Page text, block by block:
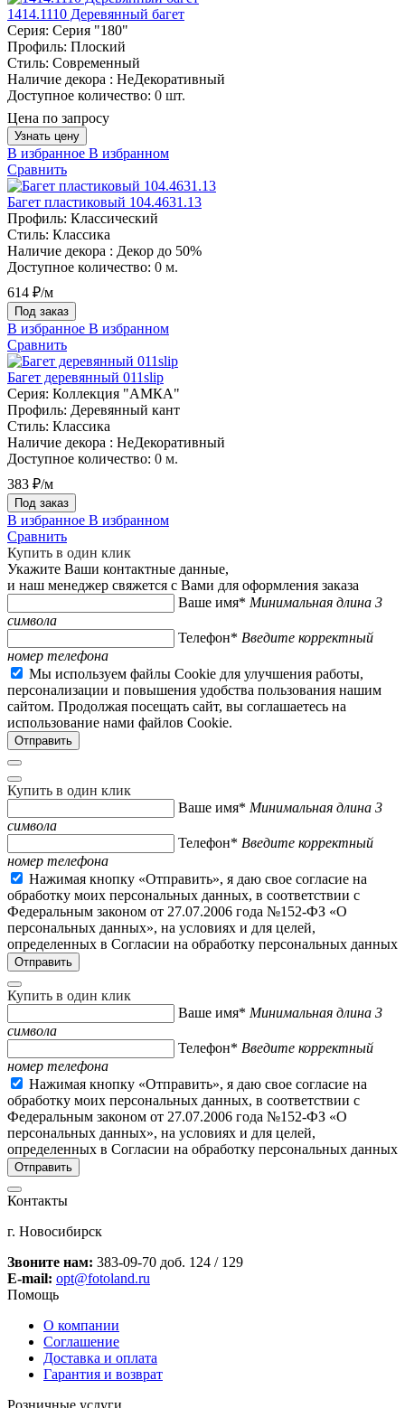
1414.1110 Деревянный багет
Серия: Серия "180"
Профиль: Плоский
Стиль: Современный
Наличие декора : НеДекоративный
Доступное количество: 0 шт.
Цена по запросу
Узнать цену
В избранное В избранном
Сравнить
Багет пластиковый 104.4631.13
Профиль: Классический
Стиль: Классика
Наличие декора : Декор до 50%
Доступное количество: 0 м.
614 ₽/м
Под заказ
В избранное В избранном
Сравнить
Багет деревянный 011slip
Серия: Коллекция "АМКА"
Профиль: Деревянный кант
Стиль: Классика
Наличие декора : НеДекоративный
Доступное количество: 0 м.
383 ₽/м
Под заказ
В избранное В избранном
Сравнить
Купить в один клик
Укажите Ваши контактные данные,
и наш менеджер свяжется с Вами для оформления заказа
Ваше имя* Минимальная длина 3
символа
Телефон* Введите корректный
номер телефона
Мы используем файлы Cookie для улучшения работы,
персонализации и повышения удобства пользования нашим
сайтом. Продолжая посещать сайт, вы соглашаетесь на
использование нами файлов Cookie.
Купить в один клик
Ваше имя* Минимальная длина 3
символа
Телефон* Введите корректный
номер телефона
Нажимая кнопку «Отправить», я даю свое согласие на
обработку моих персональных данных, в соответствии с
Федеральным законом от 27.07.2006 года №152-ФЗ «О
персональных данных», на условиях и для целей,
определенных в Согласии на обработку персональных данных
Купить в один клик
Ваше имя* Минимальная длина 3
символа
Телефон* Введите корректный
номер телефона
Нажимая кнопку «Отправить», я даю свое согласие на
обработку моих персональных данных, в соответствии с
Федеральным законом от 27.07.2006 года №152-ФЗ «О
персональных данных», на условиях и для целей,
определенных в Согласии на обработку персональных данных
Контакты
г. Новосибирск
Звоните нам: 383-09-70 доб. 124 / 129
E-mail: opt@fotoland.ru
Помощь
О компании
Соглашение
Доставка и оплата
Гарантия и возврат
Розничные услуги